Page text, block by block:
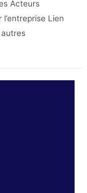
Acteurs
Lien
autres